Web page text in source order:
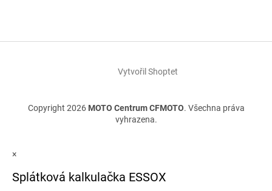
Vytvořil Shoptet
Copyright 2026 MOTO Centrum CFMOTO. Všechna práva
vyhrazena.
×
Splátková kalkulačka ESSOX